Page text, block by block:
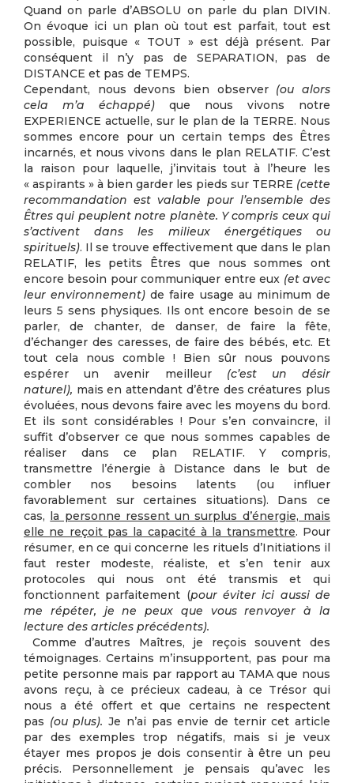
Quand on parle d’ABSOLU on parle du plan DIVIN.
On évoque ici un plan où tout est parfait, tout est
possible, puisque « TOUT » est déjà présent. Par
conséquent il n’y pas de SEPARATION, pas de
DISTANCE et pas de TEMPS.
Cependant, nous devons bien observer (ou alors
cela m’a échappé) que nous vivons notre
EXPERIENCE actuelle, sur le plan de la TERRE. Nous
sommes encore pour un certain temps des Êtres
incarnés, et nous vivons dans le plan RELATIF. C’est
la raison pour laquelle, j’invitais tout à l’heure les
« aspirants » à bien garder les pieds sur TERRE (cette
recommandation est valable pour l’ensemble des
Êtres qui peuplent notre planète. Y compris ceux qui
s’activent dans les milieux énergétiques ou
spirituels). Il se trouve effectivement que dans le plan
RELATIF, les petits Êtres que nous sommes ont
encore besoin pour communiquer entre eux (et avec
leur environnement)de faire usage au minimum de
leurs 5 sens physiques. Ils ont encore besoin de se
parler, de chanter, de danser, de faire la fête,
d’échanger des caresses, de faire des bébés, etc. Et
tout cela nous comble ! Bien sûr nous pouvons
espérer un avenir meilleur (c’est un désir
naturel), mais en attendant d’être des créatures plus
évoluées, nous devons faire avec les moyens du bord.
Et ils sont considérables ! Pour s’en convaincre, il
suffit d’observer ce que nous sommes capables de
réaliser dans ce plan RELATIF. Y compris,
transmettre l’énergie à Distance dans le but de
combler nos besoins latents (ou influer
favorablement sur certaines situations). Dans ce
cas, la personne ressent un surplus d’énergie, mais
elle ne reçoit pas la capacité à la transmettre. Pour
résumer, en ce qui concerne les rituels d’Initiations il
faut rester modeste, réaliste, et s’en tenir aux
protocoles qui nous ont été transmis et qui
fonctionnent parfaitement (pour éviter ici aussi de
me répéter, je ne peux que vous renvoyer à la
lecture des articles précédents).
Comme d’autres Maîtres, je reçois souvent des
témoignages. Certains m’insupportent, pas pour ma
petite personne mais par rapport au TAMA que nous
avons reçu, à ce précieux cadeau, à ce Trésor qui
nous a été offert et que certains ne respectent
pas (ou plus). Je n’ai pas envie de ternir cet article
par des exemples trop négatifs, mais si je veux
étayer mes propos je dois consentir à être un peu
précis. Personnellement je pensais qu’avec les